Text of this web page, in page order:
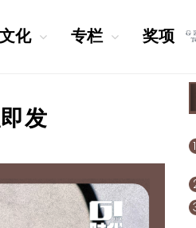
化 专栏 奖项
发